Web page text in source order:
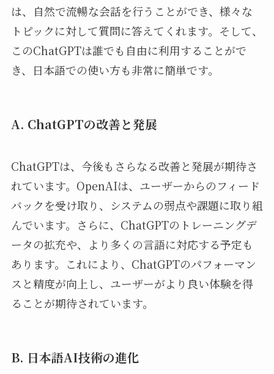
は、自然で流暢な会話を行うことができ、様々な
トピックに対して質問に答えてくれます。そして、
このChatGPTは誰でも自由に利用することがで
き、日本語での使い方も非常に簡単です。
A. ChatGPTの改善と発展
ChatGPTは、今後もさらなる改善と発展が期待さ
れています。OpenAIは、ユーザーからのフィード
バックを受け取り、システムの弱点や課題に取り組
んでいます。さらに、ChatGPTのトレーニングデ
ータの拡充や、より多くの言語に対応する予定も
あります。これにより、ChatGPTのパフォーマン
スと精度が向上し、ユーザーがより良い体験を得
ることが期待されています。
B. 日本語AI技術の進化